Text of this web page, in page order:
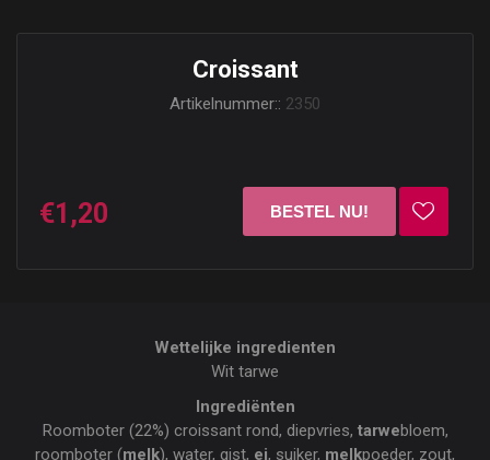
Croissant
Artikelnummer:: 2350
€1,20
Wettelijke ingredienten
Wit tarwe
Ingrediënten
Roomboter (22%) croissant rond, diepvries, tarwebloem,
roomboter (melk), water, gist, ei, suiker, melkpoeder, zout,